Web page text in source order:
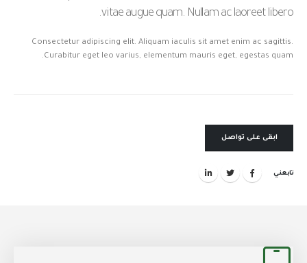
vitae augue quam. Nullam ac laoreet libero.
Consectetur adipiscing elit. Aliquam iaculis sit amet enim ac sagittis.
Curabitur eget leo varius, elementum mauris eget, egestas quam.
ابقى على تواصل
تابعني